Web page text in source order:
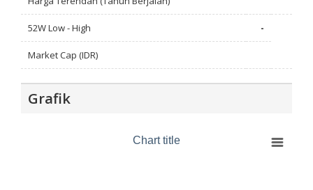
52W Low - High -
Market Cap (IDR)
Grafik
Chart title